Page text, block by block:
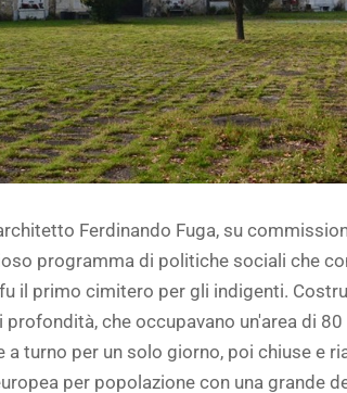
Ferdinando Fuga, su
programma di politiche sociali che
il primo cimitero per gli indigenti.
che occupavano un'area di
a turno per un solo giorno, poi chiuse e
per popolazione con una grande